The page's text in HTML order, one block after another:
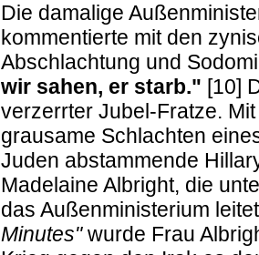
Die damalige
kommentierte mit den
Abschlachtung und
wir sahen, er starb." [10]
verzerrter Jubel-Fratze.
grausame Schlachten
Juden abstammende
Madelaine Albright, die
das Außenministerium
Minutes"wurde Frau